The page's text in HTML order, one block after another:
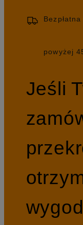
powyżej
Jeśli